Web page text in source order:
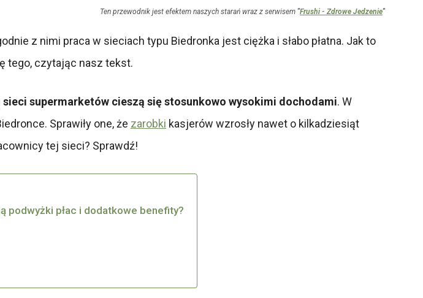
Ten przewodnik jest efektem naszych starań wraz z serwisem "Frushi - Zdrowe Jedzenie"
z nimi praca w sieciach typu Biedronka jest ciężka i słabo płatna. Jak to
tego, czytając nasz tekst.
supermarketów cieszą się stosunkowo wysokimi dochodami. W
Sprawiły one, że zarobki kasjerów wzrosły nawet o kilkadziesiąt
tej sieci? Sprawdź!
podwyżki płac i dodatkowe benefity?